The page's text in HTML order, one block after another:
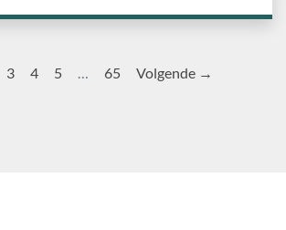
3 4 5 … 65 Volgende →